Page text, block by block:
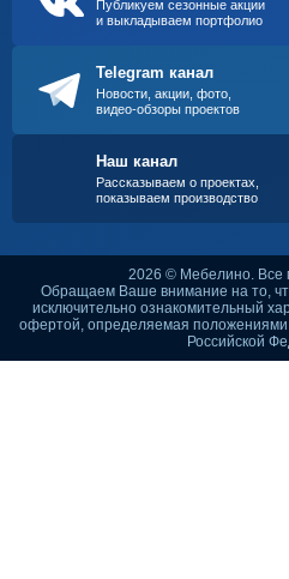
Публикуем сезонные акции
и выкладываем портфолио
Telegram канал
Новости, акции, фото,
видео-обзоры проектов
Наш канал
Рассказываем о проектах,
показываем производство
2026 © Мебелино.
Обращаем Ваше внимание на то,
исключительно ознакомительный
офертой, определяемая положениями
Российской